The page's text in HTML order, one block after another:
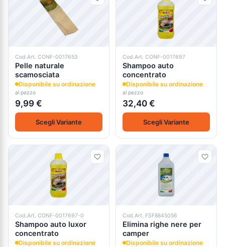
Cod.Art. CONF-0017653
Pelle naturale
scamosciata
Disponibile su ordinazione
al pezzo
9,99 €
Scegli Variante
Cod.Art. CONF-0017697
Shampoo auto
concentrato
Disponibile su ordinazione
al pezzo
32,40 €
Scegli Variante
Cod.Art. CONF-0017697-0
Shampoo auto luxor
concentrato
Disponibile su ordinazione
Cod.Art. FSF8845056
Elimina righe nere per
camper
Disponibile su ordinazione